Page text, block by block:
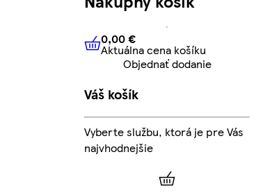
0,00 € Aktuálna cena košíku
0,00 €
Aktuálna cena košíku
Objednať dodanie
Váš košík
Vyberte službu, ktorá je pre Vás
najvhodnejšie